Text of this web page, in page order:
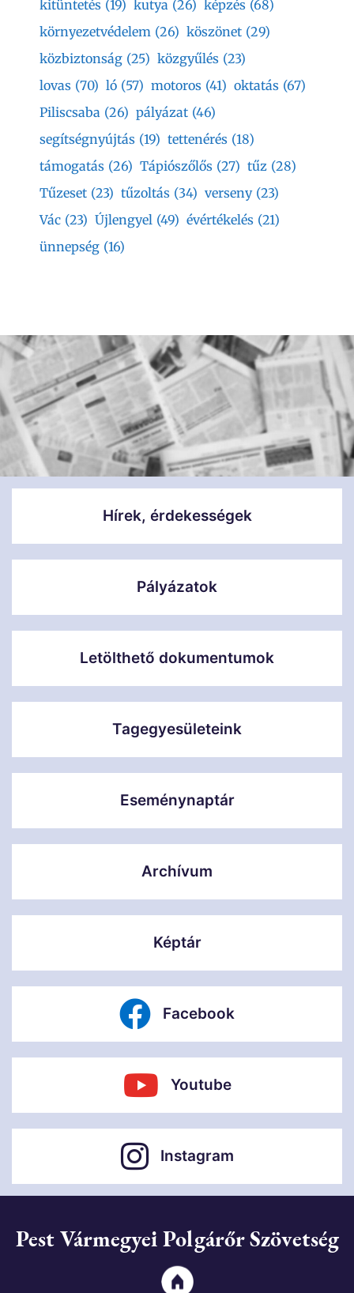
kitüntetés (19) kutya (26) képzés (68)
környezetvédelem (26) köszönet (29)
közbiztonság (25) közgyűlés (23)
lovas (70) ló (57) motoros (41) oktatás (67)
Piliscsaba (26) pályázat (46)
segítségnyújtás (19) tettenérés (18)
támogatás (26) Tápiószőlős (27) tűz (28)
Tűzeset (23) tűzoltás (34) verseny (23)
Vác (23) Újlengyel (49) évértékelés (21)
ünnepség (16)
Hírek, érdekességek
Pályázatok
Letölthető dokumentumok
Tagegyesületeink
Eseménynaptár
Archívum
Képtár
Facebook
Youtube
Instagram
Pest Vármegyei Polgárőr Szövetség